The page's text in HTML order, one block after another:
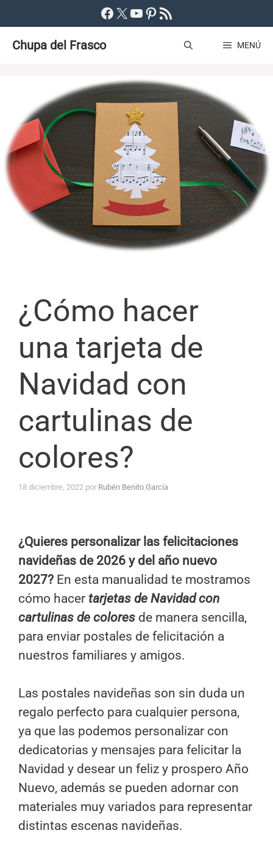
al
contenido
Facebook
X YouTube
Pinterest
Feed RSS
Chupa del Frasco MENÚ
¿Cómo hacer
una tarjeta de
Navidad con
cartulinas de
colores?
18 diciembre, 2022 por Rubén Benito García
¿Quieres personalizar las felicitaciones
navideñas de 2026 y del año nuevo
2027? En esta manualidad te mostramos
cómo hacer tarjetas de Navidad con
cartulinas de colores de manera sencilla,
para enviar postales de felicitación a
nuestros familiares y amigos.
Las postales navideñas son sin duda un
regalo perfecto para cualquier persona,
ya que las podemos personalizar con
dedicatorias y mensajes para felicitar la
Navidad y desear un feliz y prospero Año
Nuevo, además se pueden adornar con
materiales muy variados para representar
distintas escenas navideñas.